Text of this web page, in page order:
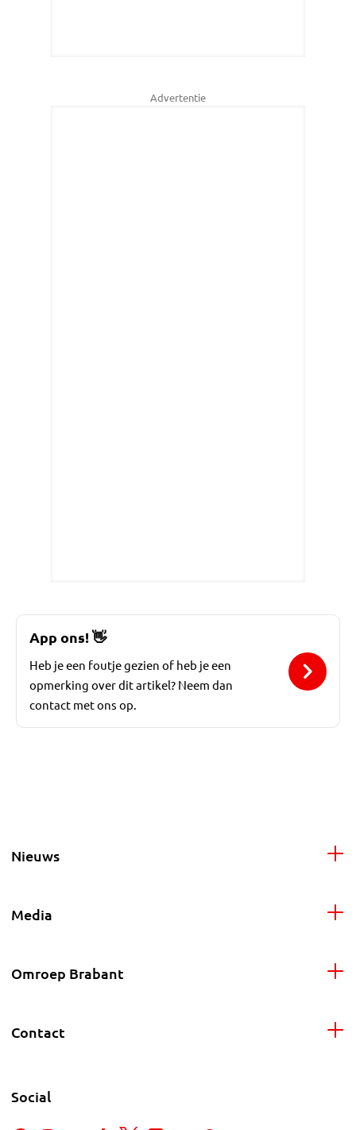
Advertentie
App ons!👋
Heb je een foutje gezien of heb je een
opmerking over dit artikel? Neem dan
contact met ons op.
Nieuws
Media
Omroep Brabant
Contact
Social